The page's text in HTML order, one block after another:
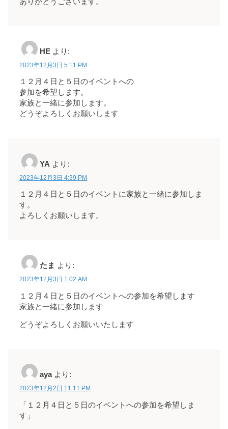
HE より:
2023年12月3日 5:11 PM
１２月４日と５日のイベントへの
参加を希望します。
家族と一緒に参加します。
どうぞよろしくお願いします
YA より:
2023年12月3日 4:39 PM
１２月４日と５日のイベントに家族と一緒に参加しま
す。
よろしくお願いします。
たま より:
2023年12月3日 1:02 AM
１２月４日と５日のイベントへの参加を希望します
家族と一緒に参加します
どうぞよろしくお願いいたします
aya より:
2023年12月2日 11:11 PM
「１２月４日と５日のイベントへの参加を希望しま
す」